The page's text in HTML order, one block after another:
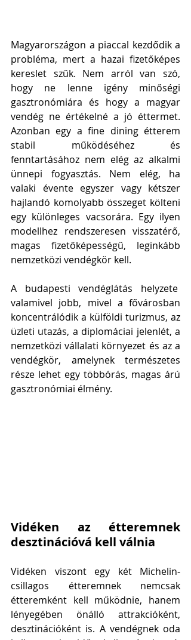
Magyarországon a piaccal kezdődik a
probléma, mert a hazai fizetőképes
kereslet szűk. Nem arról van szó,
hogy ne lenne igény minőségi
gasztronómiára és hogy a magyar
vendég ne értékelné a jó éttermet.
Azonban egy a fine dining étterem
stabil működéséhez és
fenntartásához nem elég az alkalmi
ünnepi fogyasztás. Nem elég, ha
valaki évente egyszer vagy kétszer
hajlandó komolyabb összeget költeni
egy különleges vacsorára. Egy ilyen
modellhez rendszeresen visszatérő,
magas fizetőképességű, leginkább
nemzetközi vendégkör kell.
A budapesti vendéglátás helyzete
valamivel jobb, mivel a fővárosban
koncentrálódik a külföldi turizmus, az
üzleti utazás, a diplomáciai jelenlét, a
nemzetközi vállalati környezet és az a
vendégkör, amelynek természetes
része lehet egy többórás, magas árú
gasztronómiai élmény.
Vidéken az étteremnek
desztinációvá kell válnia
Vidéken viszont egy két Michelin-
csillagos étteremnek nemcsak
étteremként kell működnie, hanem
lényegében önálló attrakcióként,
desztinációként is. A vendégnek oda